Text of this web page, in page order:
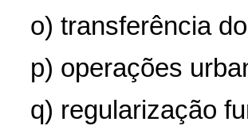
o) transferência
p) operações
q) regularização